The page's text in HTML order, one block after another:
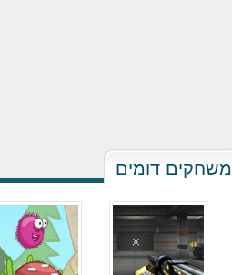
משחקים דומים